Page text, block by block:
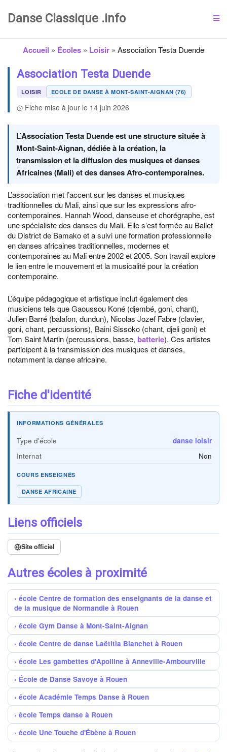
Danse Classique .info
Accueil » Écoles » Loisir » Association Testa Duende
Association Testa Duende
LOISIR ECOLE DE DANSE À MONT-SAINT-AIGNAN (76)
Fiche mise à jour le 14 juin 2026
L’Association Testa Duende est une structure située à
Mont-Saint-Aignan, dédiée à la création, la
transmission et la diffusion des musiques et danses
Africaines (Mali) et des danses Afro-contemporaines.
L’association met l’accent sur les danses et musiques
traditionnelles du Mali, ainsi que sur les expressions afro-
contemporaines. Hannah Wood, danseuse et chorégraphe, est
une spécialiste des danses du Mali. Elle s’est formée au Ballet
du District de Bamako et a suivi une formation professionnelle
en danses africaines traditionnelles, modernes et
contemporaines au Mali entre 2002 et 2005. Son travail explore
le lien entre le mouvement et la musicalité pour la création
contemporaine.
L’équipe pédagogique et artistique inclut également des
musiciens tels que Gaoussou Koné (djembé, goni, chant),
Julien Barré (balafon, dundun), Nicolas Jozef Fabre (clavier,
goni, chant, percussions), Baini Sissoko (chant, djeli goni) et
Tom Saint Martin (percussions, basse, batterie). Ces artistes
participent à la transmission des musiques et danses,
notamment la danse africaine.
Fiche d'identité
INFORMATIONS GÉNÉRALES
Type d'école
danse loisir
Internat
Non
COURS ENSEIGNÉS
DANSE AFRICAINE
Liens officiels
Site officiel
Autres écoles à proximité
école Centre de formation des enseignants de la danse et
de la musique de Normandie à Rouen
école Gym Danse à Mont-Saint-Aignan
école ​Centre de danse Laëtitia Blanchet à Rouen
école Les gambettes d'Apolline à Anneville-Ambourville
École de Danse Savoye à Rouen
école Académie Temps Danse à Rouen
école Temps danse à Rouen
école Une Touche d'Ébène à Rouen